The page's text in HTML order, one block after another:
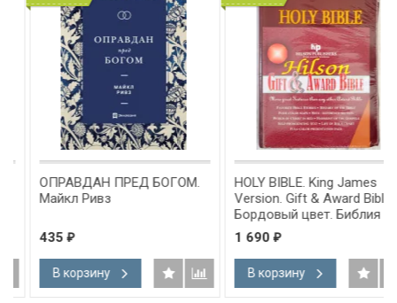
ОПРАВДАН ПРЕД БОГОМ.
Майкл Ривз
435₽
В корзину
HOLY BIBLE. King James
Version. Gift & Award Bible.
Бордовый цвет. Библия
Короля Иакова на
английском языке.
Словарь, карты, закладка,
подарочная вкладка, слова
Иисуса выделены красным
1 690₽
В корзину